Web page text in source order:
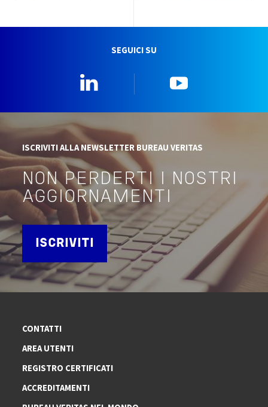
SEGUICI SU
ISCRIVITI ALLA NEWSLETTER BUREAU VERITAS
NON PERDERTI I NOSTRI
AGGIORNAMENTI
ISCRIVITI
CONTATTI
AREA UTENTI
REGISTRO CERTIFICATI
ACCREDITAMENTI